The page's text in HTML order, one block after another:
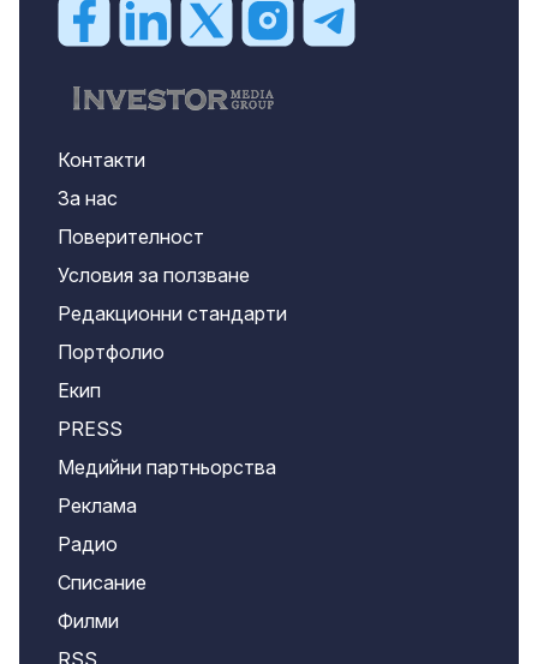
Контакти
За нас
Поверителност
Условия за ползване
Редакционни стандарти
Портфолио
Екип
PRESS
Медийни партньорства
Реклама
Радио
Списание
Филми
RSS